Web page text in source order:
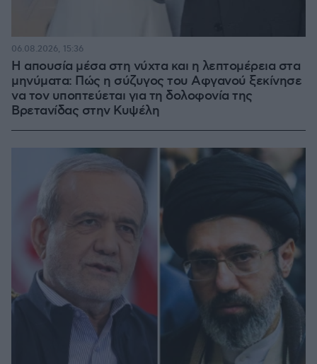
Η απουσία μέσα στη νύχτα και η λεπτομέρεια στα
μηνύματα: Πώς η σύζυγος του Αφγανού ξεκίνησε
να τον υποπτεύεται για τη δολοφονία της
Βρετανίδας στην Κυψέλη
06.08.2026, 15:36